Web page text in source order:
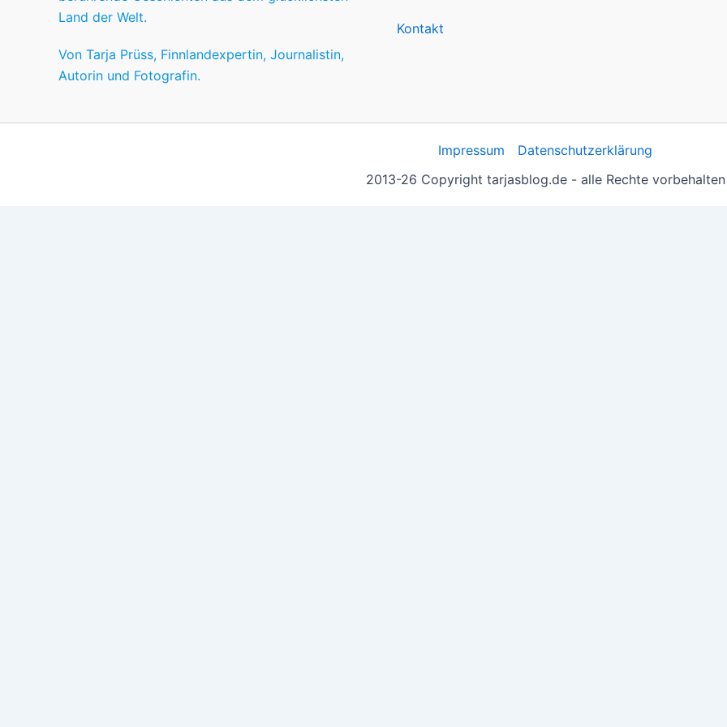
Land der Welt.
Von Tarja Prüss, Finnlandexpertin, Journalistin,
Autorin und Fotografin.
Kontakt
Impressum
Datenschutzerklärung
2013-26 Copyright tarjasblog.de - alle Rechte vorbehalten